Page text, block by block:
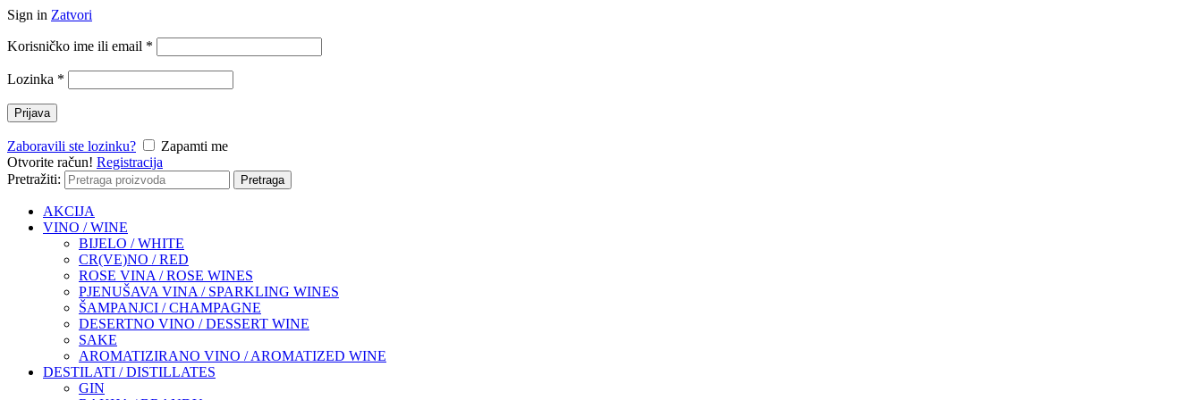
Sign in Zatvori
Korisničko ime ili email *
Lozinka *
Prijava
Zaboravili ste lozinku?
Zapamti me
Otvorite račun! Registracija
Pretražiti:
Pretraga
AKCIJA
VINO / WINE
BIJELO / WHITE
CR(VE)NO / RED
ROSE VINA / ROSE WINES
PJENUŠAVA VINA / SPARKLING WINES
ŠAMPANJCI / CHAMPAGNE
DESERTNO VINO / DESSERT WINE
SAKE
AROMATIZIRANO VINO / AROMATIZED WINE
DESTILATI / DISTILLATES
GIN